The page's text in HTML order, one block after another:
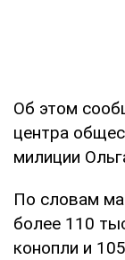
Об этом
центра
милиции
По словам
более 110
конопли и